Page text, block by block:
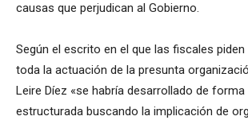
causas que perjudican al Gobierno.
Según el escrito en el que las fiscales
toda la actuación de la presunta
Leire Díez «se habría desarrollado de
estructurada buscando la implicación de